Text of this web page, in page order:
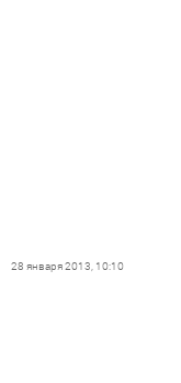
28 января 2013, 10:10